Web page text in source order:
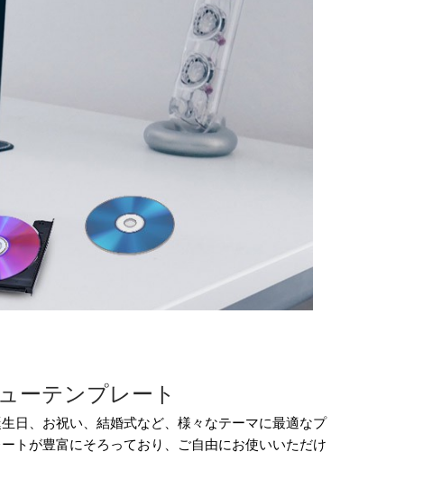
ーテンプレート
日、お祝い、結婚式など、様々なテーマに最適なプ
トが豊富にそろっており、ご自由にお使いいただけ